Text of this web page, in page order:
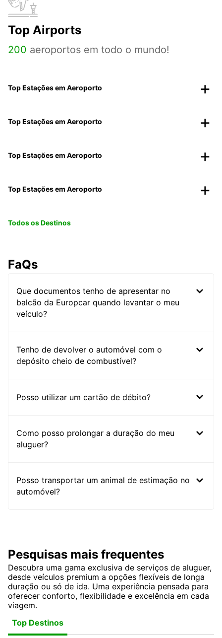
Top Airports
200 aeroportos em todo o mundo!
Top Estações em Aeroporto
Top Estações em Aeroporto
Top Estações em Aeroporto
Top Estações em Aeroporto
Todos os Destinos
FaQs
Que documentos tenho de apresentar no
balcão da Europcar quando levantar o meu
veículo?
Tenho de devolver o automóvel com o
depósito cheio de combustível?
Posso utilizar um cartão de débito?
Como posso prolongar a duração do meu
aluguer?
Posso transportar um animal de estimação no
automóvel?
Pesquisas mais frequentes
Descubra uma gama exclusiva de serviços de aluguer,
desde veículos premium a opções flexíveis de longa
duração ou só de ida. Uma experiência pensada para
oferecer conforto, flexibilidade e excelência em cada
viagem.
Top Destinos